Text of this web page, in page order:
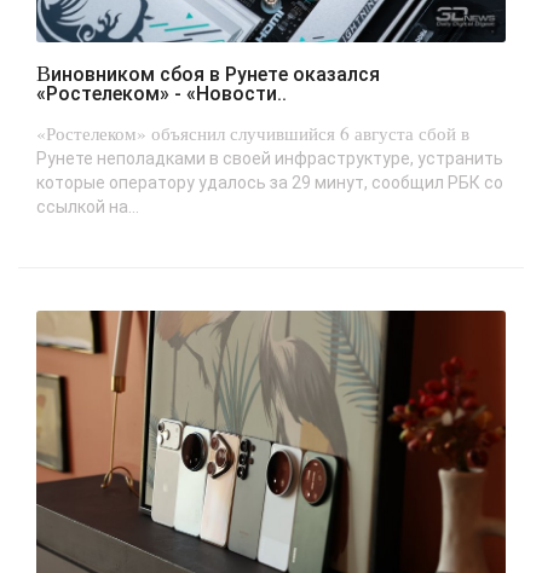
Виновником сбоя в Рунете оказался
«Ростелеком» - «Новости..
«Ростелеком» объяснил случившийся 6 августа сбой в
Рунете неполадками в своей инфраструктуре, устранить
которые оператору удалось за 29 минут, сообщил РБК со
ссылкой на...